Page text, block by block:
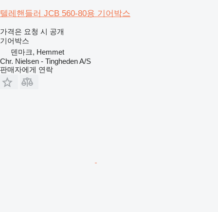
텔레핸들러 JCB 560-80용 기어박스
가격은 요청 시 공개
기어박스
덴마크, Hemmet
Chr. Nielsen - Tingheden A/S
판매자에게 연락